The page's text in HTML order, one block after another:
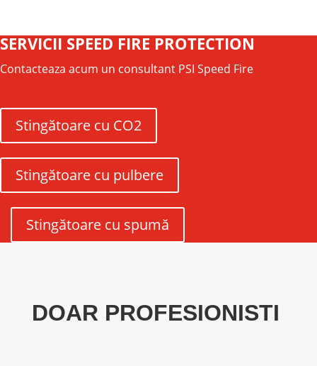
SERVICII SPEED FIRE PROTECTION
Contacteaza acum un consultant PSI Speed Fire
Stingătoare cu CO2
Stingătoare cu pulbere
Stingătoare cu spumă
DOAR PROFESIONISTI